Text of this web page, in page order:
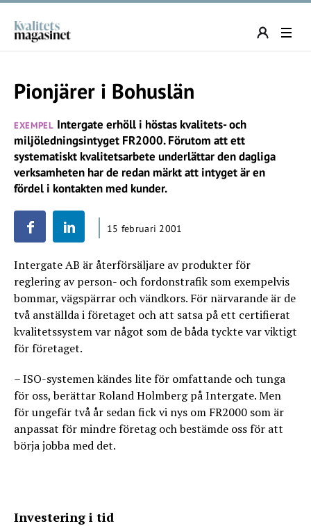
Pionjärer i Bohuslän
EXEMPEL Intergate erhöll i höstas kvalitets- och
miljöledningsintyget FR2000. Förutom att ett
systematiskt kvalitetsarbete underlättar den dagliga
verksamheten har de redan märkt att intyget är en
fördel i kontakten med kunder.
15 februari 2001
Intergate AB är återförsäljare av produkter för
reglering av person- och fordonstrafik som exempelvis
bommar, vägspärrar och vändkors. För närvarande är de
två anställda i företaget och att satsa på ett certifierat
kvalitetssystem var något som de båda tyckte var viktigt
för företaget.
– ISO-systemen kändes lite för omfattande och tunga
för oss, berättar Roland Holmberg på Intergate. Men
för ungefär två år sedan fick vi nys om FR2000 som är
anpassat för mindre företag och bestämde oss för att
börja jobba med det.
Investering i tid